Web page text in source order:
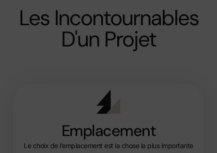
Les Incontournables
D'un Projet
Emplacement​
Le choix de l’emplacement est la chose la plus importante